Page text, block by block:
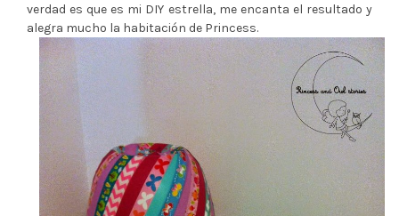
verdad es que es mi DIY estrella, me encanta el resultado y
alegra mucho la habitación de Princess.